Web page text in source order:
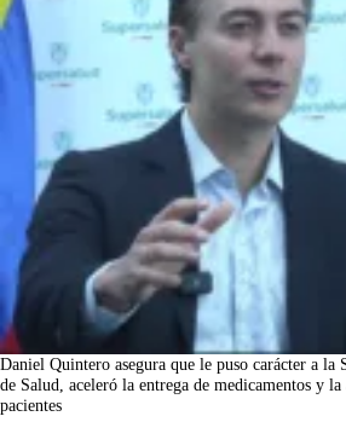
Daniel Quintero asegura que le puso carácter a la
de Salud, aceleró la entrega de medicamentos y
pacientes